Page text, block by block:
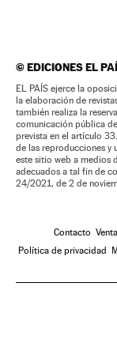
©EDICIONES EL
EL PAÍS ejerce la
la elaboración de
también realiza la
comunicación pública
prevista en el artículo
de las reproducciones y
este sitio web a medios
adecuados a tal fin de
24/2021, de 2 de
Contacto
Política de privacidad